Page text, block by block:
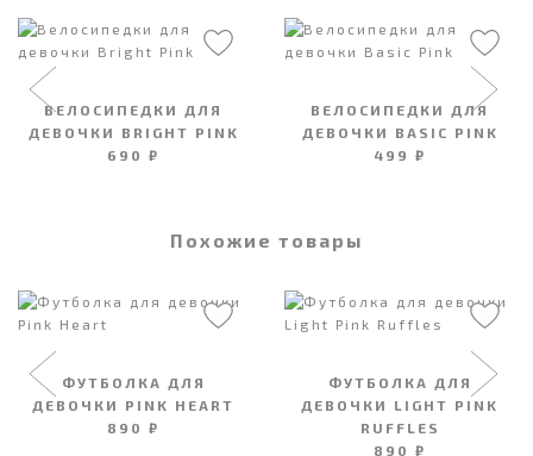
ВЕЛОСИПЕДКИ ДЛЯ
ДЕВОЧКИ BRIGHT PINK
690 ₽
ВЕЛОСИПЕДКИ ДЛЯ
ДЕВОЧКИ BASIC PINK
499 ₽
Похожие товары
ФУТБОЛКА ДЛЯ
ДЕВОЧКИ PINK HEART
890 ₽
ФУТБОЛКА ДЛЯ
ДЕВОЧКИ LIGHT PINK
RUFFLES
890 ₽